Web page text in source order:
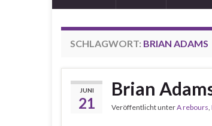
SCHLAGWORT: BRIAN ADAMS
JUNI
21
Brian
Veröffentlicht unterA rebours,